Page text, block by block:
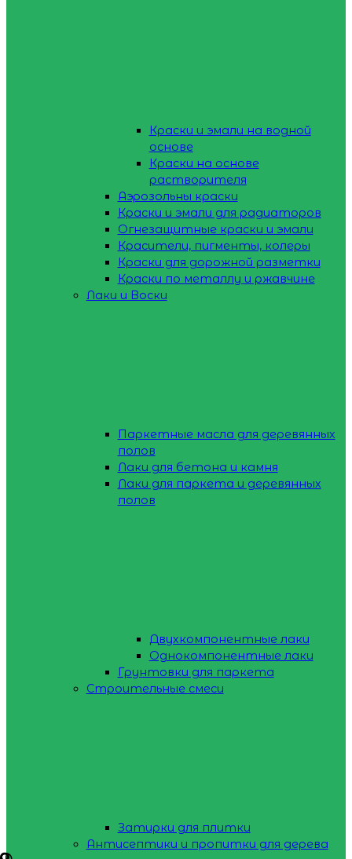
Краски и эмали на водной
основе
Краски на основе
растворителя
Аэрозольны краски
Краски и эмали для радиаторов
Огнезащитные краски и эмали
Красители, пигменты, колеры
Краски для дорожной разметки
Краски по металлу и ржавчине
Лаки и Воски
Паркетные масла для деревянных
полов
Лаки для бетона и камня
Лаки для паркета и деревянных
полов
Двухкомпонентные лаки
Однокомпонентные лаки
Грунтовки для паркета
Строительные смеси
Затирки для плитки
Антисептики и пропитки для дерева